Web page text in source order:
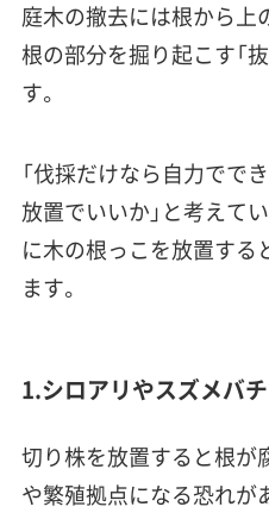
庭木の撤去には根から上
根の部分を掘り起こす「
す。
「伐採だけなら自力でで
放置でいいか」と考えて
に木の根っこを放置する
ます。
1.シロアリやスズメバ
切り株を放置すると根が
や繁殖拠点になる恐れが